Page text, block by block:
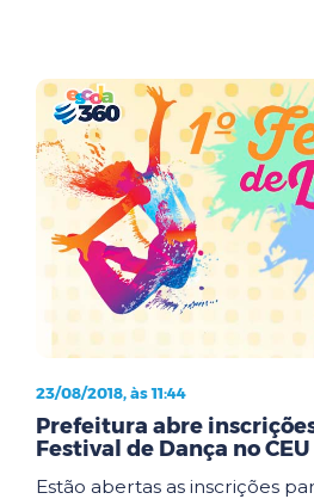
23/08/2018, às 11:44
Prefeitura abre inscrições
Festival de Dança no
Estão abertas as inscrições